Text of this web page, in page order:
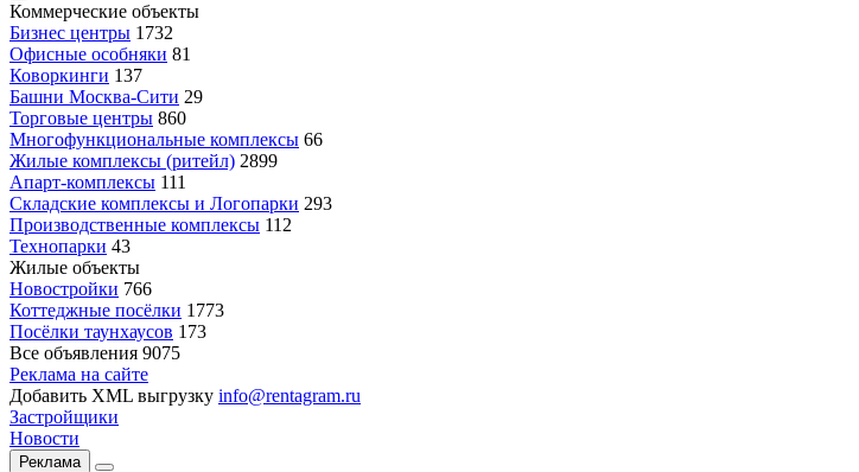
Коммерческие объекты
Бизнес центры 1732
Офисные особняки 81
Коворкинги 137
Башни Москва-Сити 29
Торговые центры 860
Многофункциональные комплексы 66
Жилые комплексы (ритейл) 2899
Апарт-комплексы 111
Складские комплексы и Логопарки 293
Производственные комплексы 112
Технопарки 43
Жилые объекты
Новостройки 766
Коттеджные посёлки 1773
Посёлки таунхаусов 173
Все объявления 9075
Реклама на сайте
Добавить XML выгрузку info@rentagram.ru
Застройщики
Новости
Реклама